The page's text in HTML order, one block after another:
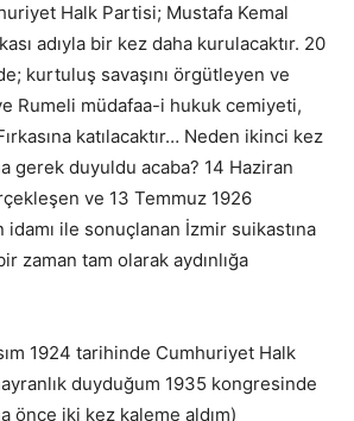
Halk Partisi; Mustafa Kemal
adıyla bir kez daha kurulacaktır. 20
kurtuluş savaşını örgütleyen ve
Rumeli müdafaa-i hukuk cemiyeti,
katılacaktır… Neden ikinci kez
gerek duyuldu acaba? 14 Haziran
ve 13 Temmuz 1926
ile sonuçlanan İzmir suikastına
zaman tam olarak aydınlığa
1924 tarihinde Cumhuriyet Halk
duyduğum 1935 kongresinde
önce iki kez kaleme aldım)